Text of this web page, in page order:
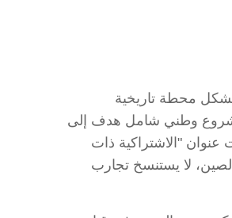
لتشكل محطة تاريخية
النظام الدولي. فمنذ عام 1921، ارتبط مسار الحزب بمشروع وطني شامل هدف إلى
عنوان "الاشتراكية ذات
لا يستنسخ تجارب